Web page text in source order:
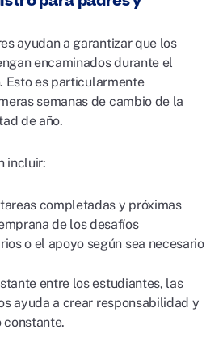
ayudan a garantizar que los
encaminados durante el
Esto es particularmente
semanas de cambio de la
de año.
incluir:
completadas y próximas
de los desafíos
o el apoyo según sea necesario
entre los estudiantes, las
ayuda a crear responsabilidad y
constante.